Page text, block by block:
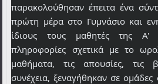
παρακολούθησαν έπειτα ένα
πρώτη μέρα στο Γυμνάσιο και
ίδιους τους μαθητές της Α'
πληροφορίες σχετικά με το
μαθήματα, τις απουσίες, τις
συνέχεια, ξεναγήθηκαν σε